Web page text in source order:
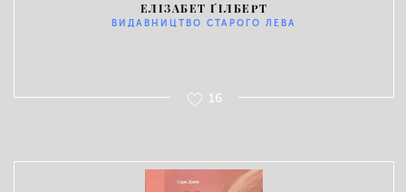
ЕЛІЗАБЕТ ҐІЛБЕРТ
ВИДАВНИЦТВО СТАРОГО ЛЕВА
16